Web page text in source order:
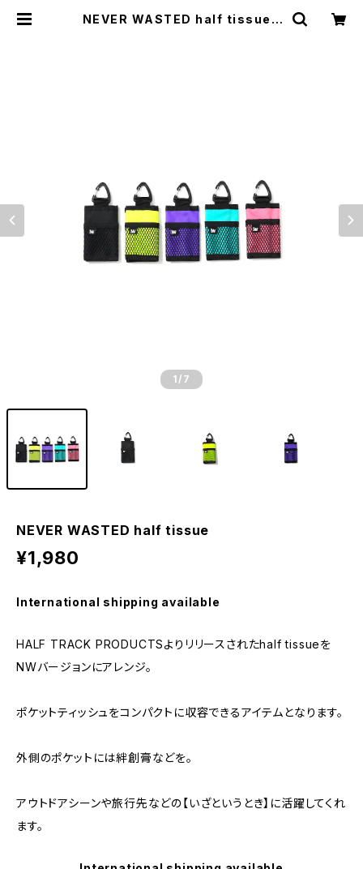
NEVER WASTED half tissue |
1 /7
NEVER WASTED half tissue
¥1,980
International shipping available
HALF TRACK PRODUCTSよりリリースされたhalf tissueを
NWバージョンにアレンジ。
ポケットティッシュをコンパクトに収容できるアイテムとなります。
外側のポケットには絆創膏などを。
アウトドアシーンや旅行先などの【いざというとき】に活躍してくれ
ます。